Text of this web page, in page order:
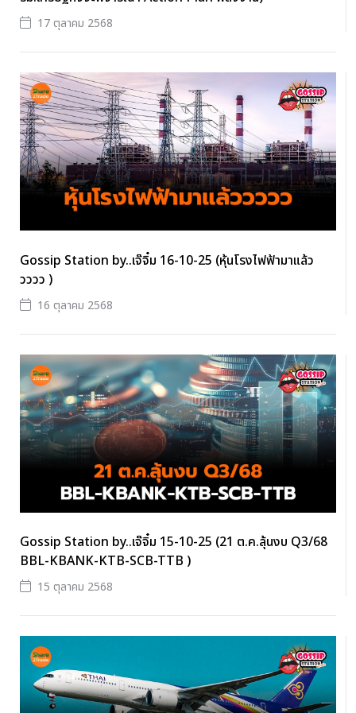
17 ตุลาคม 2568
Gossip Station by..เจ๊จิ๋ม 16-10-25 (หุ้นโรงไฟฟ้ามาแล้ว
วววว )
16 ตุลาคม 2568
Gossip Station by..เจ๊จิ๋ม 15-10-25 (21 ต.ค.ลุ้นงบ Q3/68
BBL-KBANK-KTB-SCB-TTB )
15 ตุลาคม 2568